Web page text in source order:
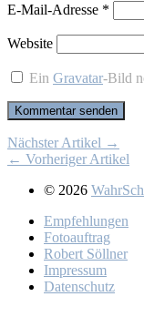
E-Mail-Adresse *
Website
EinGravatar-Bild
Nächster Artikel →
← Vorheriger Artikel
© 2026
Emp­feh­lun­gen
Fo­to­auf­trag
Ro­bert Söll­ner
Im­pres­sum
Da­ten­schutz